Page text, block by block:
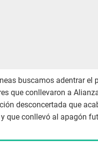
buscamos adentrar el
que conllevaron a
desconcertada que
que conllevó al apagón